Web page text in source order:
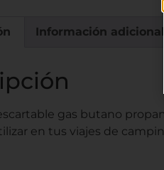
Información adicional
gas butano
en tus viajes de